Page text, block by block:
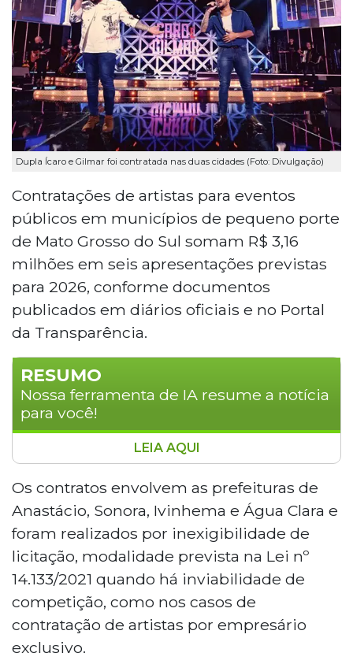
Dupla Ícaro e Gilmar foi contratada nas duas cidades (Foto: Divulgação)
Contratações de artistas para eventos
públicos em municípios de pequeno porte
de Mato Grosso do Sul somam R$ 3,16
milhões em seis apresentações previstas
para 2026, conforme documentos
publicados em diários oficiais e no Portal
da Transparência.
RESUMO
Nossa ferramenta de IA resume a notícia
para você!
Prefeituras de Ivinhema e Água Clara, em
Mato Grosso do Sul, contrataram artistas
para shows em 2026 por R$ 1,85 milhão,
via inexigibilidade de licitação. A dupla
Ícaro e Gilmar foi contratada nas duas
cidades por R$ 1,08 milhão. Zé Felipe
custará R$ 420 mil em Ivinhema e o
grupo Traia Véia, R$ 350 mil em Água
Clara. As apresentações ocorrem entre
julho e agosto, em festividades
municipais.
LEIA AQUI
Os contratos envolvem as prefeituras de
Anastácio, Sonora, Ivinhema e Água Clara e
foram realizados por inexigibilidade de
licitação, modalidade prevista na Lei nº
14.133/2021 quando há inviabilidade de
competição, como nos casos de
contratação de artistas por empresário
exclusivo.